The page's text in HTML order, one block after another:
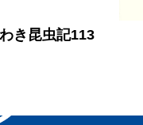
き昆虫記113